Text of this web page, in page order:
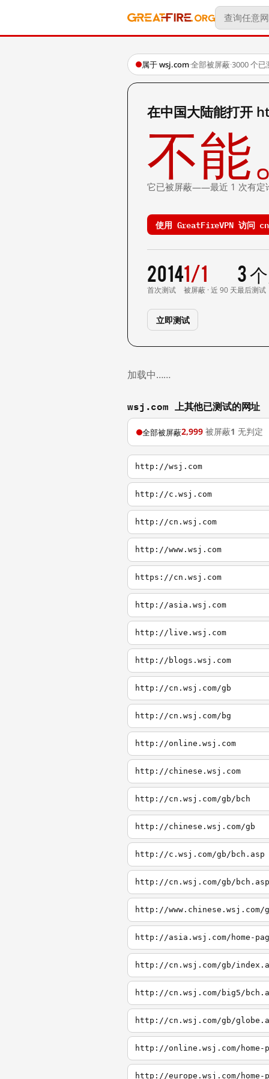
属于 wsj.com·全部被屏蔽·3000 个已
在中国大陆能打开
不能
它已被屏蔽——最近 1 次有定
使用 GreatFireVPN 访问
2014
首次测试
1/1
被屏蔽 · 近 90 天
3
最后测试
立即测试
加载中……
wsj.com 上其他已测试的网址
全部被屏蔽2,999 被屏蔽1 无判定
http://wsj.com
http://c.wsj.com
http://cn.wsj.com
http://www.wsj.com
https://cn.wsj.com
http://asia.wsj.com
http://live.wsj.com
http://blogs.wsj.com
http://cn.wsj.com/gb
http://cn.wsj.com/bg
http://online.wsj.com
http://chinese.wsj.com
http://cn.wsj.com/gb/bch
http://chinese.wsj.com/gb
http://c.wsj.com/gb/bch.asp
http://cn.wsj.com/gb/bch.asp
http://www.chinese.wsj.com/
http://asia.wsj.com/home-
http://cn.wsj.com/gb/
http://cn.wsj.com/big5/
http://cn.wsj.com/gb/
http://online.wsj.com/home-
http://europe.wsj.com/home-